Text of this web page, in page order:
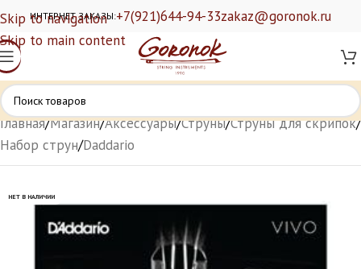
Skip to navigation
Skip to main content
ИНТЕРНЕТ ЗАКАЗЫ:+7(921)644-94-33zakaz@goronok.ru
Главная/Магазин/Аксессуары/Струны/Струны для скрипок/
Набор струн/Daddario
НЕТ В НАЛИЧИИ